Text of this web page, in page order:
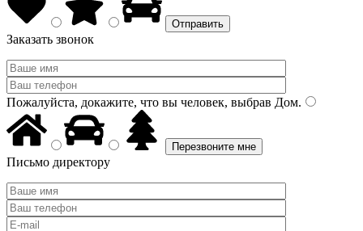
Заказать звонок
Пожалуйста, докажите, что вы человек, выбрав Дом.
Письмо директору